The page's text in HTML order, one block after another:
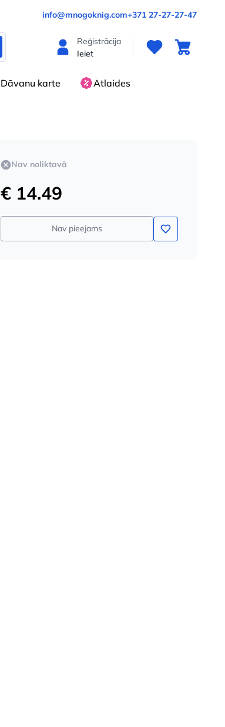
info@mnogoknig.com+371 27-27-27-47
Reģistrācija
Ieiet
Dāvanu karte Atlaides
Nav noliktavā
€ 14.49
Nav pieejams